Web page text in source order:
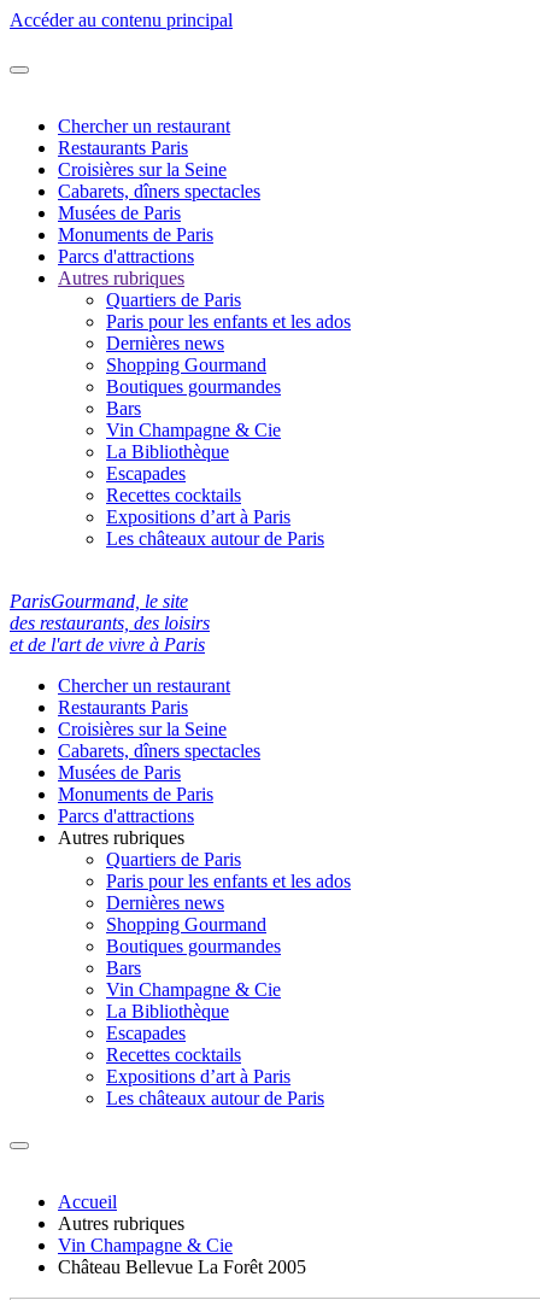
Accéder au contenu principal
Chercher un restaurant
Restaurants Paris
Croisières sur la Seine
Cabarets, dîners spectacles
Musées de Paris
Monuments de Paris
Parcs d'attractions
Autres rubriques
Quartiers de Paris
Paris pour les enfants et les ados
Dernières news
Shopping Gourmand
Boutiques gourmandes
Bars
Vin Champagne & Cie
La Bibliothèque
Escapades
Recettes cocktails
Expositions d’art à Paris
Les châteaux autour de Paris
ParisGourmand, le site
des restaurants, des loisirs
et de l'art de vivre à Paris
Chercher un restaurant
Restaurants Paris
Croisières sur la Seine
Cabarets, dîners spectacles
Musées de Paris
Monuments de Paris
Parcs d'attractions
Autres rubriques
Quartiers de Paris
Paris pour les enfants et les ados
Dernières news
Shopping Gourmand
Boutiques gourmandes
Bars
Vin Champagne & Cie
La Bibliothèque
Escapades
Recettes cocktails
Expositions d’art à Paris
Les châteaux autour de Paris
Accueil
Autres rubriques
Vin Champagne & Cie
Château Bellevue La Forêt 2005